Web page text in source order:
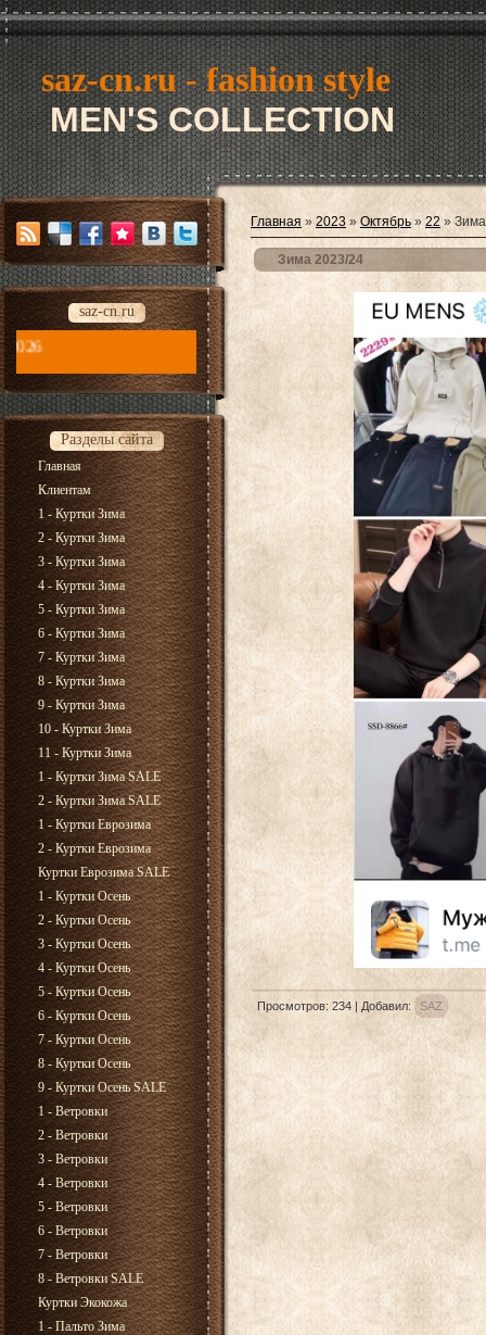
saz-cn.ru - fashion style
MEN'S COLLECTION
saz-cn.ru
saz-cn.ru - fashion style new collection 2026
Разделы сайта
Главная
Клиентам
1 - Куртки Зима
2 - Куртки Зима
3 - Куртки Зима
4 - Куртки Зима
5 - Куртки Зима
6 - Куртки Зима
7 - Куртки Зима
8 - Куртки Зима
9 - Куртки Зима
10 - Куртки Зима
11 - Куртки Зима
1 - Куртки Зима SALE
2 - Куртки Зима SALE
1 - Куртки Еврозима
2 - Куртки Еврозима
Куртки Еврозима SALE
1 - Куртки Осень
2 - Куртки Осень
3 - Куртки Осень
4 - Куртки Осень
5 - Куртки Осень
6 - Куртки Осень
7 - Куртки Осень
8 - Куртки Осень
9 - Куртки Осень SALE
1 - Ветровки
2 - Ветровки
3 - Ветровки
4 - Ветровки
5 - Ветровки
6 - Ветровки
7 - Ветровки
8 - Ветровки SALE
Куртки Экокожа
1 - Пальто Зима
Главная » 2023 » Октябрь » 22 »
Зима 2023/24
Просмотров: 234 | Добавил: SAZ